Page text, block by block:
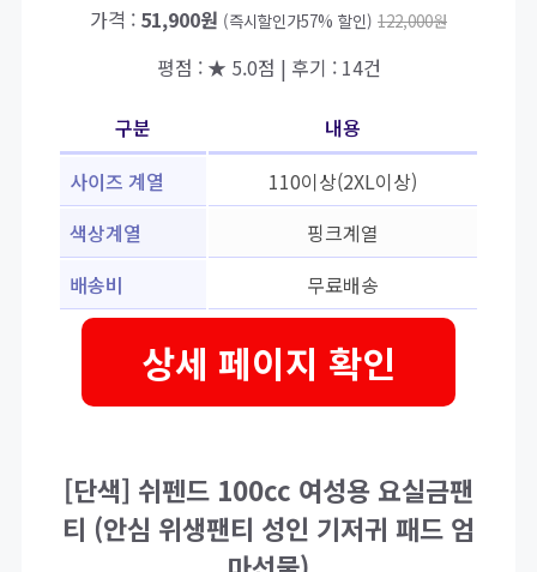
가격 : 51,900원 (즉시할인가57% 할인) 122,000원
평점 : ★ 5.0점 | 후기 : 14건
구분
내용
사이즈 계열
110이상(2XL이상)
색상계열
핑크계열
배송비
무료배송
상세 페이지 확인
[단색] 쉬펜드 100cc 여성용 요실금팬
티 (안심 위생팬티 성인 기저귀 패드 엄